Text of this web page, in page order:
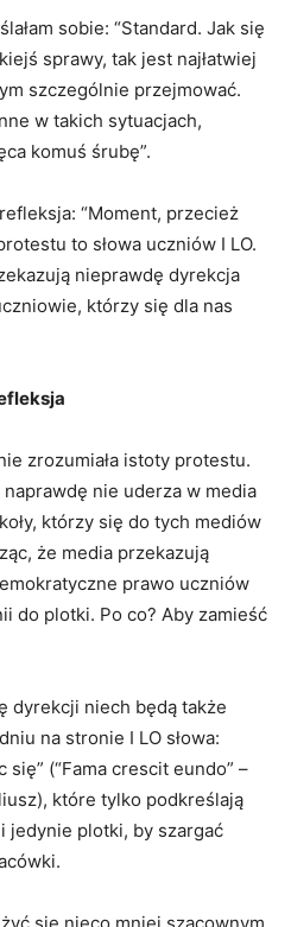
sobie: “Standard. Jak się
sprawy, tak jest najłatwiej
szczególnie przejmować.
w takich sytuacjach,
komuś śrubę”.
“Moment, przecież
to słowa uczniów I LO.
nieprawdę dyrekcja
którzy się dla nas
zrozumiała istoty protestu.
nie uderza w media
którzy się do tych mediów
że media przekazują
prawo uczniów
do plotki. Po co? Aby zamieść
dyrekcji niech będą także
na stronie I LO słowa:
(“Fama crescit eundo” –
które tylko podkreślają
jedynie plotki, by szargać